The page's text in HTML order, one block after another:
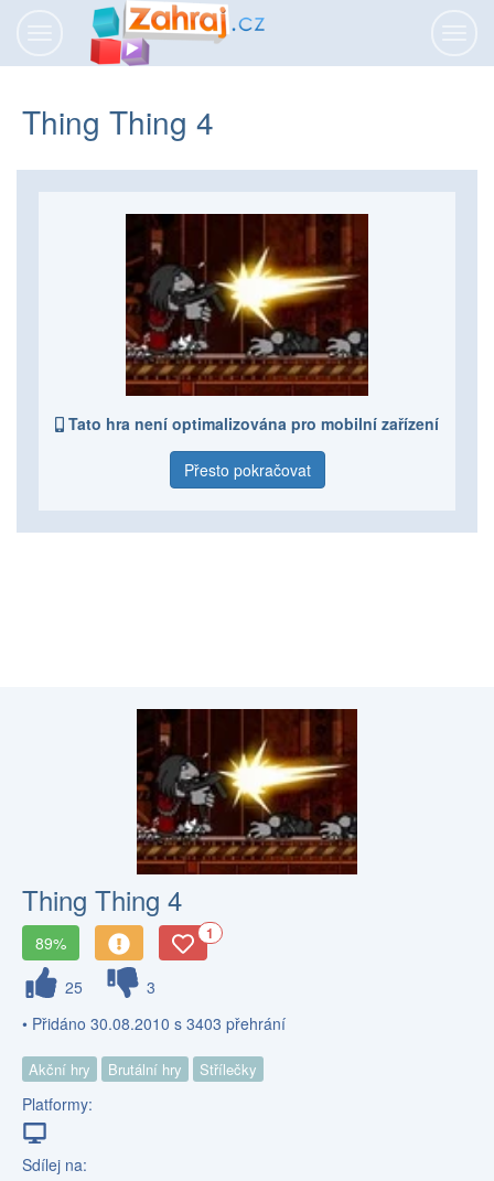
Thing Thing 4
Tato hra není optimalizována pro mobilní zařízení
Přesto pokračovat
Thing Thing 4
89% 1
25
3
• Přidáno 30.08.2010 s 3403 přehrání
Akční hry Brutální hry Střílečky
Platformy:
Sdílej na: